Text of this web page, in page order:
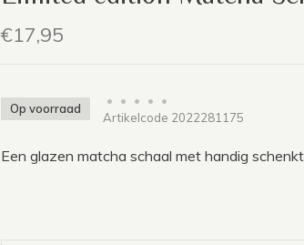
€17,95
Op voorraad
• • • •
•
Artikelcode 2022281175
Een glazen matcha schaal met handig